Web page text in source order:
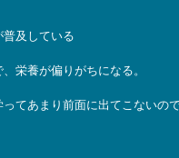
及している
栄養が偏りがちになる。
てあまり前面に出てこないの